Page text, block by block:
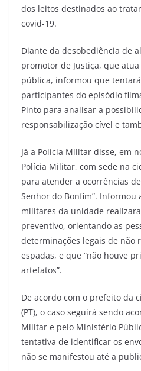
dos leitos destinados ao
covid-19.
Diante da desobediência de
promotor de Justiça, que
pública, informou que
participantes do episódio
Pinto para analisar a
responsabilização cível e
Já a Polícia Militar disse, em
Polícia Militar, com sede na
para atender a ocorrências
Senhor do Bonfim”. Informou
militares da unidade
preventivo, orientando as
determinações legais de não
espadas, e que “não houve
artefatos”.
De acordo com o prefeito da
(PT), o caso seguirá sendo
Militar e pelo Ministério
tentativa de identificar os
não se manifestou até a